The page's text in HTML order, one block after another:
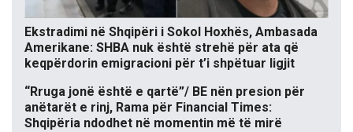
Ekstradimi në Shqipëri i Sokol Hoxhës, Ambasada
Amerikane: SHBA nuk është strehë për ata që
keqpërdorin emigracioni për t’i shpëtuar ligjit
“Rruga jonë është e qartë”/ BE nën presion për
anëtarët e rinj, Rama për Financial Times:
Shqipëria ndodhet në momentin më të mirë